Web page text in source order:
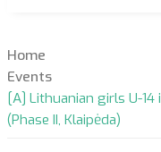
Home
Events
[A] Lithuanian girls U-
(Phase II, Klaipėda)